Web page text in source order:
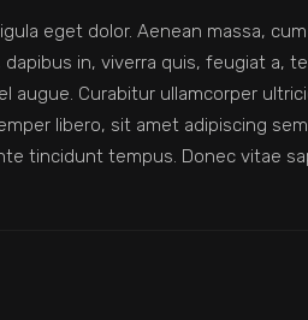
eget dolor. Aenean massa,
in, viverra quis, feugiat a,
Curabitur ullamcorper
libero, sit amet adipiscing
tincidunt tempus. Donec vitae